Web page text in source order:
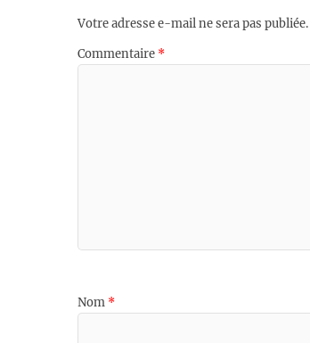
Votre adresse e-mail ne sera pas publiée.
Commentaire *
Nom *